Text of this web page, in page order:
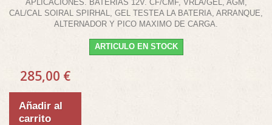
APLICACIONES. BATERIAS 12V. CF/CMF, VRLA/GEL, AGM,
CAL/CAL SOIRAL SPIRHAL, GEL TESTEA LA BATERIA, ARRANQUE,
ALTERNADOR Y PICO MAXIMO DE CARGA.
ARTICULO EN STOCK
285,00 €
Añadir al
carrito